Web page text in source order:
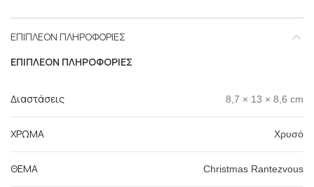
ΕΠΙΠΛΈΟΝ ΠΛΗΡΟΦΟΡΊΕΣ
ΕΠΙΠΛΈΟΝ ΠΛΗΡΟΦΟΡΊΕΣ
Διαστάσεις 8,7 × 13 × 8,6 cm
ΧΡΩΜΑ Χρυσό
ΘΕΜΑ Christmas Rantezvous